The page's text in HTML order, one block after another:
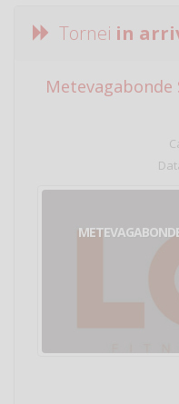
Tornei in
Metevagabonde